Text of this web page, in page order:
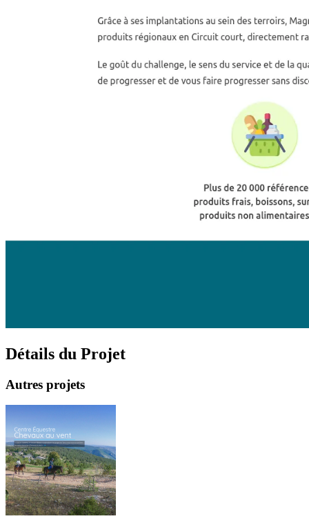
Détails du Projet
Autres projets